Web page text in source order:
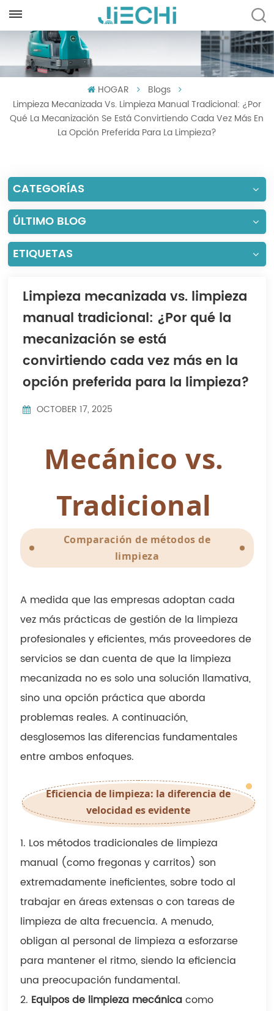
English
Русский
Português
العربية
Türkçe
Tiếng Việt
中文
HOGAR
Blogs
Limpieza Mecanizada Vs. Limpieza Manual Tradicional: ¿Por
Qué La Mecanización Se Está Convirtiendo Cada Vez Más En
La Opción Preferida Para La Limpieza?
CATEGORÍAS
ÚLTIMO BLOG
ETIQUETAS
Limpieza mecanizada vs. limpieza
manual tradicional: ¿Por qué la
mecanización se está
convirtiendo cada vez más en la
opción preferida para la limpieza?
OCTOBER 17, 2025
Mecánico vs.
Tradicional
Comparación de métodos de
limpieza
A medida que las empresas adoptan cada
vez más prácticas de gestión de la limpieza
profesionales y eficientes, más proveedores de
servicios se dan cuenta de que la limpieza
mecanizada no es solo una solución llamativa,
sino una opción práctica que aborda
problemas reales. A continuación,
desglosemos las diferencias fundamentales
entre ambos enfoques.
Eficiencia de limpieza: la diferencia de
velocidad es evidente
1. Los métodos tradicionales de limpieza
manual (como fregonas y carritos) son
extremadamente ineficientes, sobre todo al
trabajar en áreas extensas o con tareas de
limpieza de alta frecuencia. A menudo,
obligan al personal de limpieza a esforzarse
para mantener el ritmo, siendo la eficiencia
una preocupación fundamental.
2. Equipos de limpieza mecánicacomo